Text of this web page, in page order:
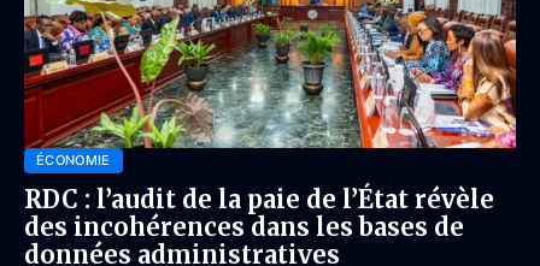
ÉCONOMIE
RDC : l’audit de la paie de l’État révèle
des incohérences dans les bases de
données administratives